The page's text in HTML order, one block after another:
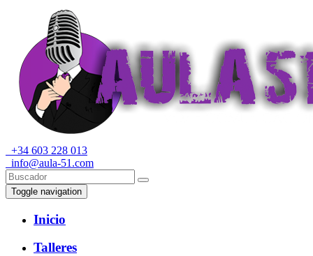
+34 603 228 013
info@aula-51.com
Toggle navigation
Inicio
Talleres